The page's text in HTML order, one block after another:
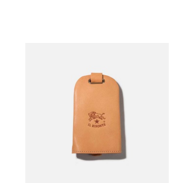
Il Bisonte Keyring